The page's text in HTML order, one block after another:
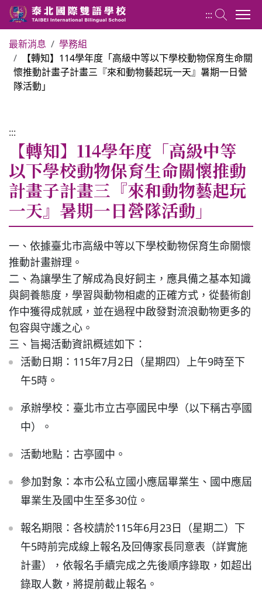
最新消息
學務組
【轉知】114學年度「高級中等以下學校動物保育生命關
懷推動計畫子計畫三『來和動物藝起玩一天』暑期一日營
隊活動」
:::
【轉知】114學年度「高級中等
以下學校動物保育生命關懷推動
計畫子計畫三『來和動物藝起玩
一天』暑期一日營隊活動」
一、依據臺北市高級中等以下學校動物保育生命關懷
推動計畫辦理。
二、為讓學生了解成為良好飼主，應具備之基本知識
與飼養態度，學習與動物相處的正確方式，從藝術創
作中獲得成就感，並在過程中啟發對流浪動物更多的
包容與守護之心。
三、旨揭活動資訊概述如下：
活動日期：115年7月2日（星期四）上午9時至下
午5時。
承辦學校：臺北市立古亭國民中學（以下稱古亭國
中）。
活動地點：古亭國中。
參加對象：本市公私立國小應屆畢業生、國中應屆
畢業生及國中生至多30位。
報名期限：各校請於115年6月23日（星期二）下
午5時前完成線上報名及回傳家長同意表（詳實施
計畫），依報名手續完成之先後順序錄取，如超出
錄取人數，將提前截止報名。
:::
國小部 Elementary School
榮譽榜
教務組
學務組
特色課程
表單下載
輔導業務
回官網首頁